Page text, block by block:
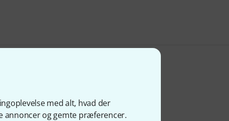
med alt, hvad der
annoncer og gemte præferencer.